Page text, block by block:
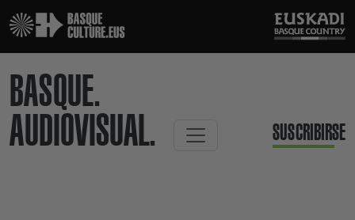
BASQUE.
AUDIOVISUAL.
SUSCRIBIRSE